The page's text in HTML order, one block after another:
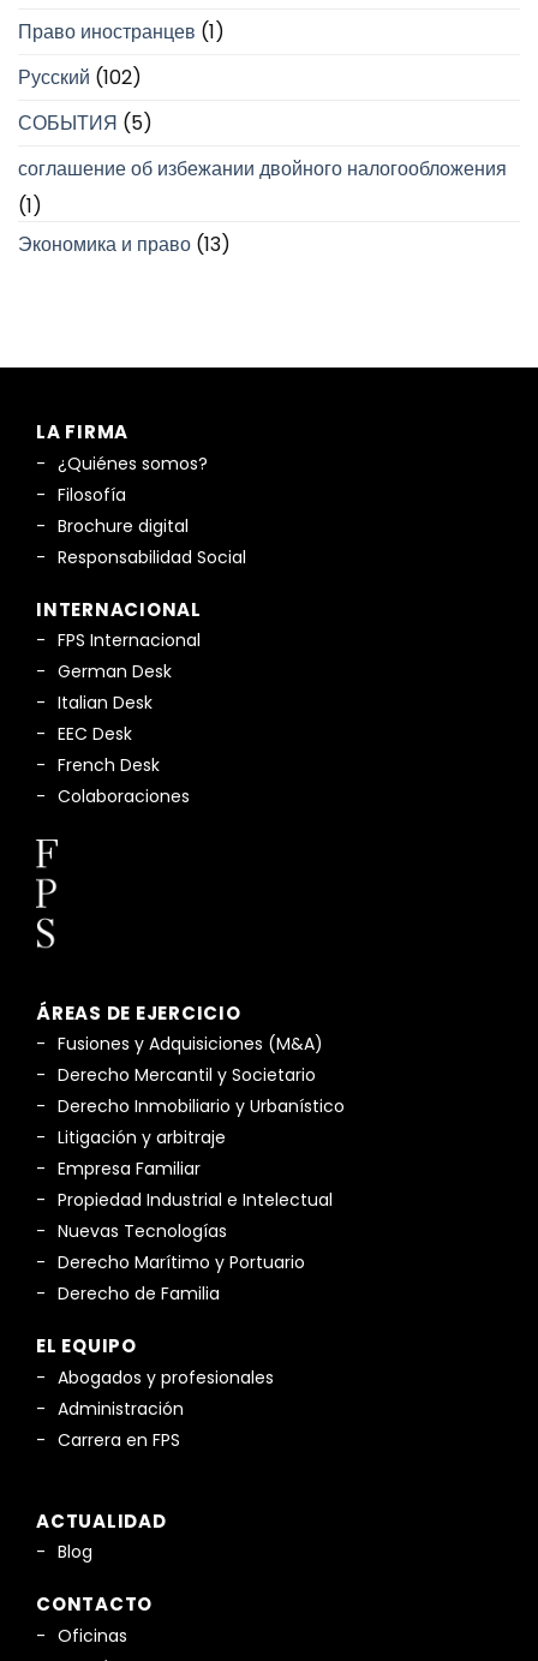
Право иностранцев (1)
Русский (102)
СОБЫТИЯ (5)
соглашение об избежании двойного налогообложения
(1)
Экономика и право (13)
LA FIRMA
¿Quiénes somos?
Filosofía
Brochure digital
Responsabilidad Social
INTERNACIONAL
FPS Internacional
German Desk
Italian Desk
EEC Desk
French Desk
Colaboraciones
ÁREAS DE EJERCICIO
Fusiones y Adquisiciones (M&A)
Derecho Mercantil y Societario
Derecho Inmobiliario y Urbanístico
Litigación y arbitraje
Empresa Familiar
Propiedad Industrial e Intelectual
Nuevas Tecnologías
Derecho Marítimo y Portuario
Derecho de Familia
EL EQUIPO
Abogados y profesionales
Administración
Carrera en FPS
ACTUALIDAD
Blog
CONTACTO
Oficinas